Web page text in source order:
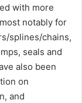
with more
notably for
splines/chains,
seals and
also been
on
and